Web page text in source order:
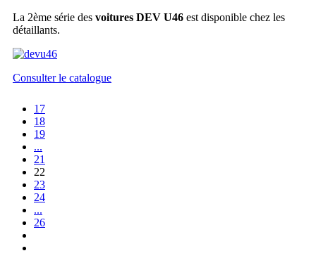
La 2ème série des voitures DEV U46 est disponible chez les
détaillants.
Consulter le catalogue
17
18
19
...
21
22
23
24
...
26